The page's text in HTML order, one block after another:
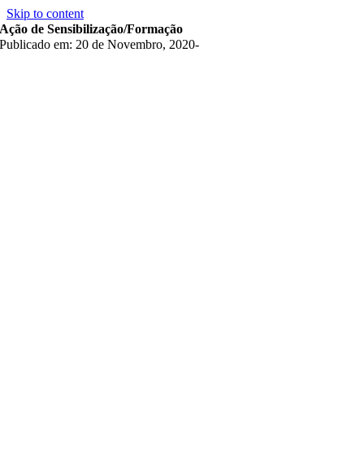
Skip to content
Ação de Sensibilização/Formação
Publicado em: 20 de Novembro, 2020-